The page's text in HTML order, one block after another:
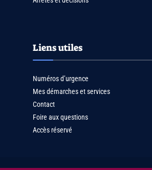
Liens utiles
Numéros d’urgence
Mes démarches et services
Contact
Foire aux questions
Accès réservé